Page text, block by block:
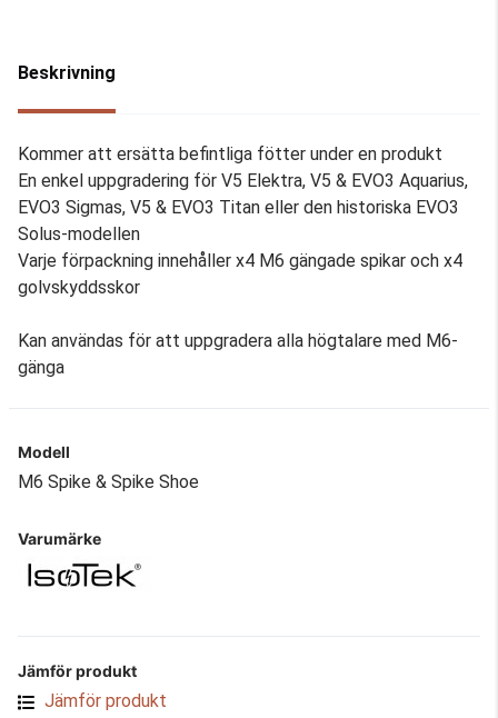
Beskrivning
Kommer att ersätta befintliga fötter under en produkt
En enkel uppgradering för V5 Elektra, V5 & EVO3 Aquarius,
EVO3 Sigmas, V5 & EVO3 Titan eller den historiska EVO3
Solus-modellen
Varje förpackning innehåller x4 M6 gängade spikar och x4
golvskyddsskor
Kan användas för att uppgradera alla högtalare med M6-
gänga
Modell
M6 Spike & Spike Shoe
Varumärke
Jämför produkt
Jämför produkt